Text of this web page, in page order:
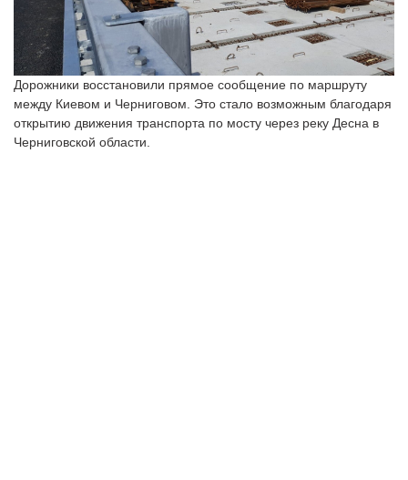
Дорожники восстановили прямое сообщение по маршруту
между Киевом и Черниговом. Это стало возможным благодаря
открытию движения транспорта по мосту через реку Десна в
Черниговской области.